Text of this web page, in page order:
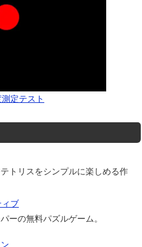
定テスト
トリスをシンプルに楽しめる作
ィブ
ーの無料パズルゲーム。